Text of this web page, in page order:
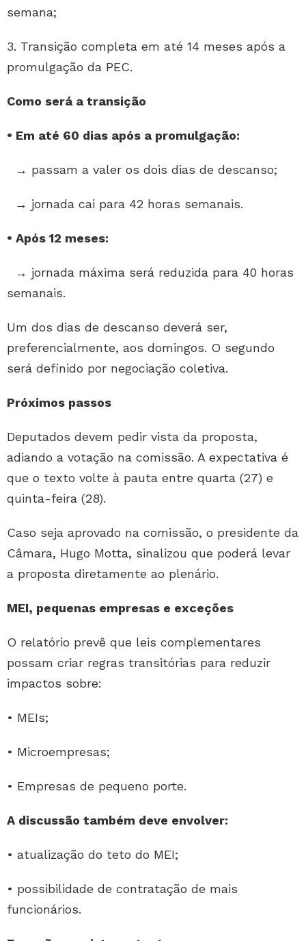
semana;
3. Transição completa em até 14 meses após a
promulgação da PEC.
Como será a transição
• Em até 60 dias após a promulgação:
→ passam a valer os dois dias de descanso;
→ jornada cai para 42 horas semanais.
• Após 12 meses:
→ jornada máxima será reduzida para 40 horas
semanais.
Um dos dias de descanso deverá ser,
preferencialmente, aos domingos. O segundo
será definido por negociação coletiva.
Próximos passos
Deputados devem pedir vista da proposta,
adiando a votação na comissão. A expectativa é
que o texto volte à pauta entre quarta (27) e
quinta-feira (28).
Caso seja aprovado na comissão, o presidente da
Câmara, Hugo Motta, sinalizou que poderá levar
a proposta diretamente ao plenário.
MEI, pequenas empresas e exceções
O relatório prevê que leis complementares
possam criar regras transitórias para reduzir
impactos sobre:
• MEIs;
• Microempresas;
• Empresas de pequeno porte.
A discussão também deve envolver:
• atualização do teto do MEI;
• possibilidade de contratação de mais
funcionários.